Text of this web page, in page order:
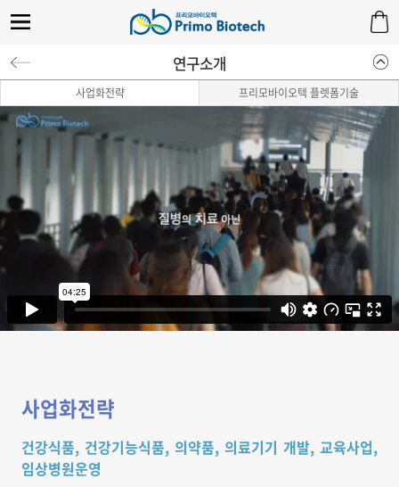
연구소개
사업화전략 프리모바이오텍 플렛폼기술
사업화전략
건강식품, 건강기능식품, 의약품, 의료기기 개발, 교육사업,
임상병원운영